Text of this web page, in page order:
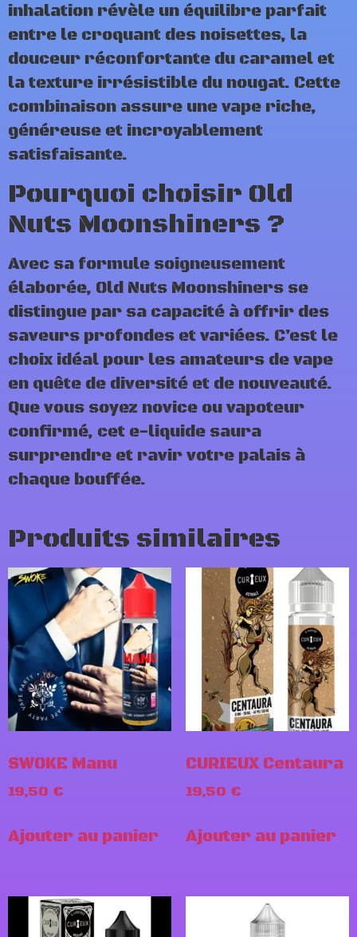
inhalation révèle un équilibre parfait
entre le croquant des noisettes, la
douceur réconfortante du caramel et
la texture irrésistible du nougat. Cette
combinaison assure une vape riche,
généreuse et incroyablement
satisfaisante.
Pourquoi choisir Old
Nuts Moonshiners ?
Avec sa formule soigneusement
élaborée, Old Nuts Moonshiners se
distingue par sa capacité à offrir des
saveurs profondes et variées. C’est le
choix idéal pour les amateurs de vape
en quête de diversité et de nouveauté.
Que vous soyez novice ou vapoteur
confirmé, cet e-liquide saura
surprendre et ravir votre palais à
chaque bouffée.
Produits similaires
SWOKE Manu
19,50 €
Ajouter au panier
CURIEUX Centaura
19,50 €
Ajouter au panier